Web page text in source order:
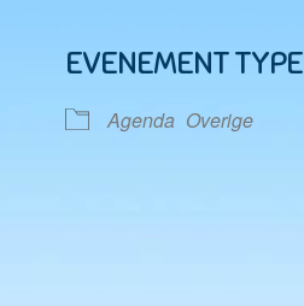
EVENEMENT TYPE
Agenda Overige